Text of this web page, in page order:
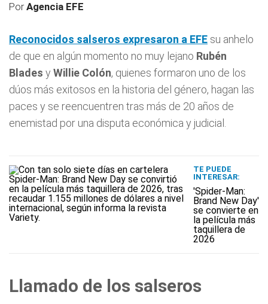
PorAgencia EFE
Reconocidos salseros expresaron a EFE su anhelo
de que en algún momento no muy lejano Rubén
Blades y Willie Colón, quienes formaron uno de los
dúos más exitosos en la historia del género, hagan las
paces y se reencuentren tras más de 20 años de
enemistad por una disputa económica y judicial.
TE PUEDE
INTERESAR:
'Spider-Man:
Brand New Day'
se convierte en
la película más
taquillera de
2026
Llamado de los salseros